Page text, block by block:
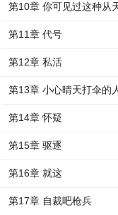
第10章 你可见过这种从
第11章 代号
第12章 私活
第13章 小心晴天打伞的
第14章 怀疑
第15章 驱逐
第16章 就这
第17章 自裁吧枪兵